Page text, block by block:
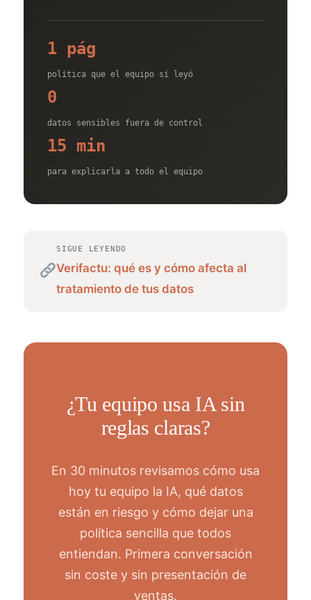
1 pág
política que el equipo sí leyó
0
datos sensibles fuera de control
15 min
para explicarla a todo el equipo
SIGUE LEYENDO
Verifactu: qué es y cómo afecta al
tratamiento de tus datos
¿Tu equipo usa IA sin
reglas claras?
En 30 minutos revisamos cómo usa
hoy tu equipo la IA, qué datos
están en riesgo y cómo dejar una
política sencilla que todos
entiendan. Primera conversación
sin coste y sin presentación de
ventas.